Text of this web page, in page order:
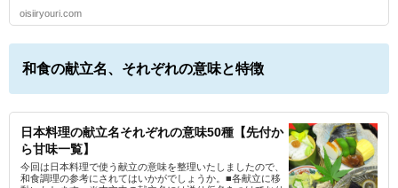
oisiiryouri.com
和食の献立名、それぞれの意味と特徴
日本料理の献立名それぞれの意味50種【先付か
ら甘味一覧】
今回は日本料理で使う献立の意味を整理いたしましたので、
和食調理の参考にされてはいかがでしょうか。■各献立に移